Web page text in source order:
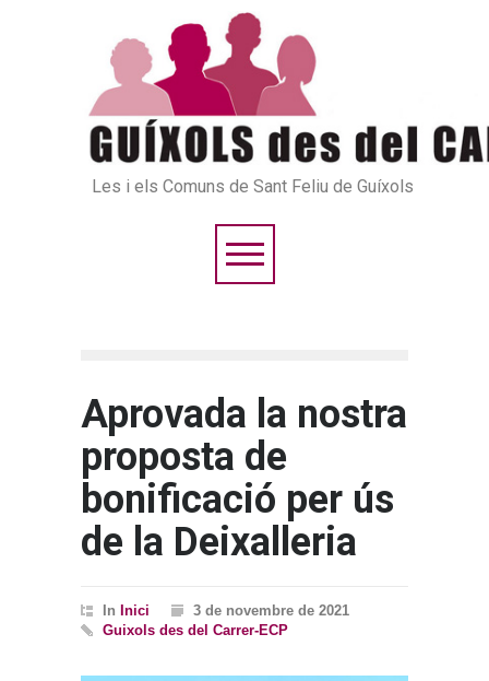
Les i els Comuns de Sant Feliu de Guíxols
Aprovada la nostra
proposta de
bonificació per ús
de la Deixalleria
In Inici
3 de novembre de 2021
Guixols des del Carrer-ECP